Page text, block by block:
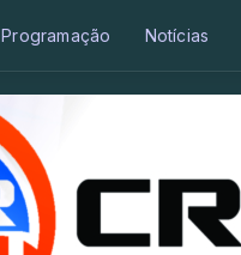
Programação Notícias